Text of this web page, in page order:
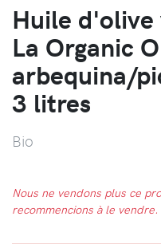
Huile
La Organic
arbequina/
3 litres
Bio
Nous ne vendons plus ce
recommencions à le vendre.